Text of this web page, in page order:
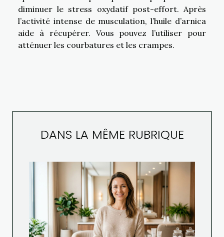
diminuer le stress oxydatif post-effort. Après
l’activité intense de musculation, l’huile d’arnica
aide à récupérer. Vous pouvez l’utiliser pour
atténuer les courbatures et les crampes.
DANS LA MÊME RUBRIQUE